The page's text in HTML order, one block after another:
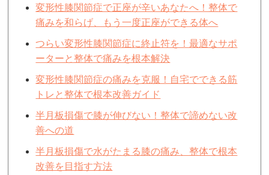
変形性膝関節症で正座が辛いあなたへ！整体で
痛みを和らげ、もう一度正座ができる体へ
つらい変形性膝関節症に終止符を！最適なサポ
ーターと整体で痛みを根本解決
変形性膝関節症の痛みを克服！自宅でできる筋
トレと整体で根本改善ガイド
半月板損傷で膝が伸びない！整体で諦めない改
善への道
半月板損傷で水がたまる膝の痛み、整体で根本
改善を目指す方法